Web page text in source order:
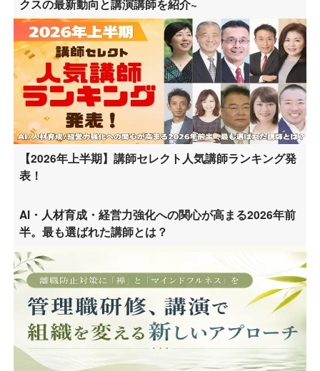
クスの最新動向と講演講師を紹介~
【2026年上半期】講師セレクト人気講師ランキング発
表！
AI・人材育成・経営力強化への関心が高まる2026年前
半。最も選ばれた講師とは？